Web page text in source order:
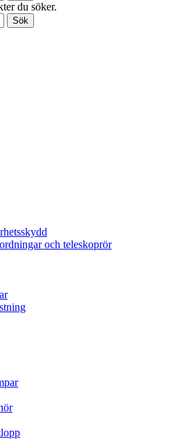
du söker.
Sök
och teleskoprör